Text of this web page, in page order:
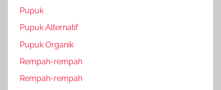
Pupuk
Pupuk Alternatif
Pupuk Organik
Rempah-rempah
Rempah-rempah